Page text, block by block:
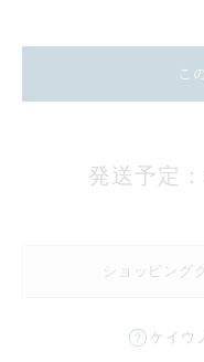
こ
発送予定
ショッピング
ケイウ